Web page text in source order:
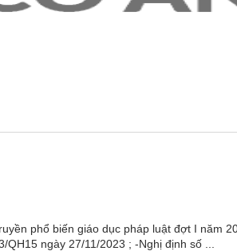
phổ biến giáo dục pháp luật đợt I năm
ngày 27/11/2023 ; -Nghị định số ...